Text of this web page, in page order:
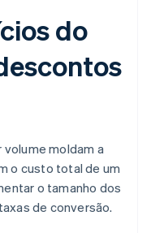
do
moldam a
o custo total de um
o tamanho dos
de conversão.